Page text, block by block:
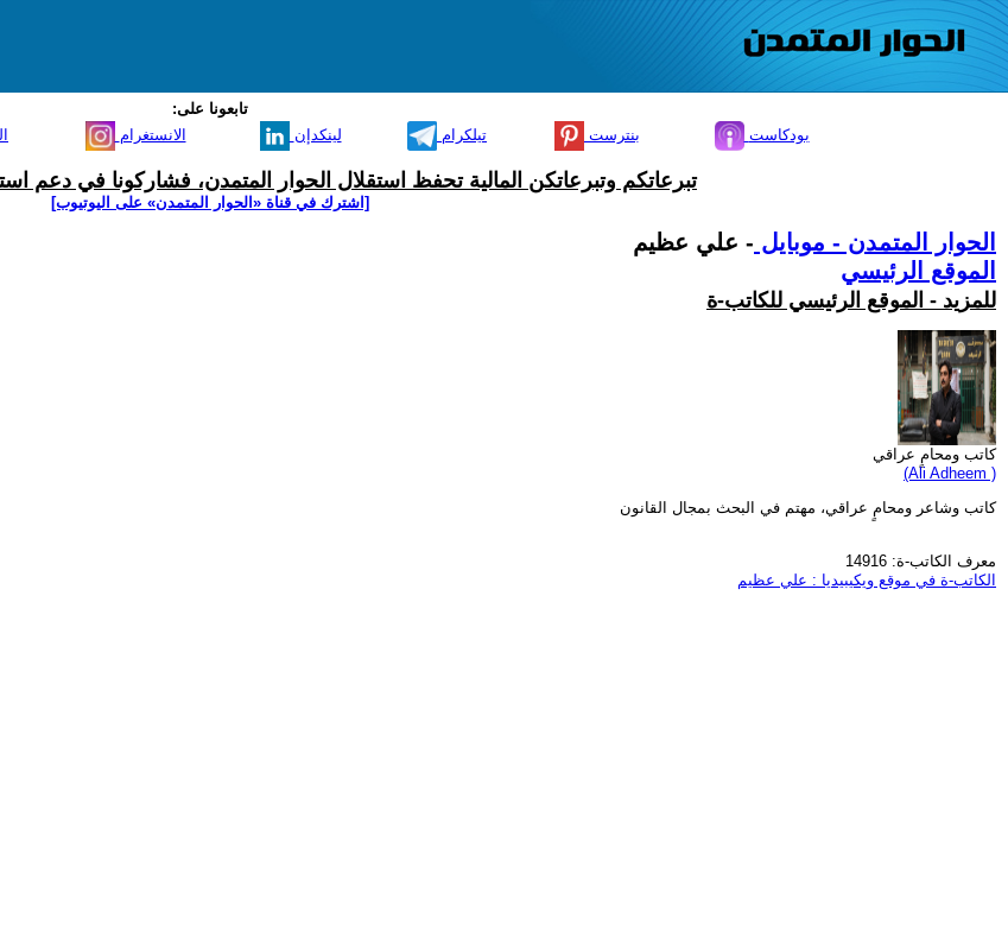
تابعونا على:
الانستغرام لينكدإن تيلكرام بنترست بودكاست
تبرعاتكم وتبرعاتكن المالية تحفظ استقلال الحوار المتمدن، فشاركونا في دعم
[اشترك في قناة ‫«الحوار المتمدن» على اليوتيوب]
الحوار المتمدن - موبايل - علي عظيم
الموقع الرئيسي
للمزيد - الموقع الرئيسي للكاتب-ة
كاتب ومحامٍ عراقي
(Ali Adheem )
كاتب وشاعر ومحامٍ عراقي، مهتم في البحث بمجال القانون
معرف الكاتب-ة: 14916
الكاتب-ة في موقع ويكيبيديا : علي عظيم